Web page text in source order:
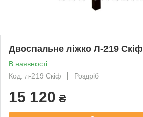
Двоспальне ліжко Л-219 Скіф
В наявності
Код: л-219 Скіф
Роздріб
15 120 ₴